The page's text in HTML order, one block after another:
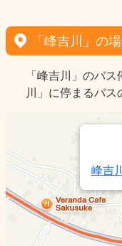
「峰吉川」の
「峰吉川」のバ
川」に停まるバス
峰吉